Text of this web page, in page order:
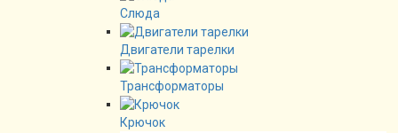
Слюда
Двигатели тарелки
Трансформаторы
Крючок